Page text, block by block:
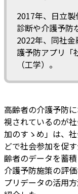
2017年、日立
診断や介護予防
2022年、同社
護予防アプリ「
（工学）。
高齢者の介護予防
視されているのが
加のすゝめ」は、
どで社会参加を促
齢者のデータを蓄
介護予防施策の評
プリデータの活用